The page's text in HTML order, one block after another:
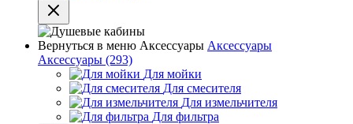
Вернуться в меню Аксессуары Аксессуары
Аксессуары (293)
Для мойки
Для смесителя
Для измельчителя
Для фильтра